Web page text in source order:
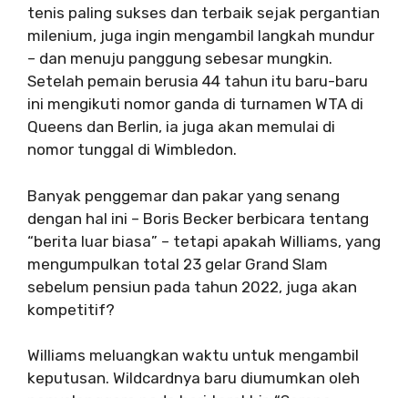
tenis paling sukses dan terbaik sejak pergantian
milenium, juga ingin mengambil langkah mundur
– dan menuju panggung sebesar mungkin.
Setelah pemain berusia 44 tahun itu baru-baru
ini mengikuti nomor ganda di turnamen WTA di
Queens dan Berlin, ia juga akan memulai di
nomor tunggal di Wimbledon.
Banyak penggemar dan pakar yang senang
dengan hal ini – Boris Becker berbicara tentang
“berita luar biasa” – tetapi apakah Williams, yang
mengumpulkan total 23 gelar Grand Slam
sebelum pensiun pada tahun 2022, juga akan
kompetitif?
Williams meluangkan waktu untuk mengambil
keputusan. Wildcardnya baru diumumkan oleh